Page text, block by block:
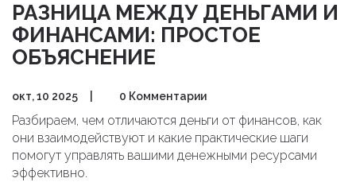
РАЗНИЦА МЕЖДУ ДЕНЬГАМИ И
ФИНАНСАМИ: ПРОСТОЕ
ОБЪЯСНЕНИЕ
окт, 10 2025 0 Комментарии
Разбираем, чем отличаются деньги от финансов, как
они взаимодействуют и какие практические шаги
помогут управлять вашими денежными ресурсами
эффективно.